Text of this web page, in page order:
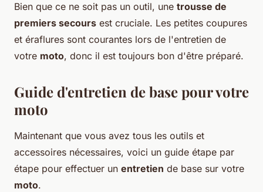
Bien que ce ne soit pas un outil, une trousse de
premiers secours est cruciale. Les petites coupures
et éraflures sont courantes lors de l'entretien de
votre moto, donc il est toujours bon d'être préparé.
Guide d'entretien de base pour votre
moto
Maintenant que vous avez tous les outils et
accessoires nécessaires, voici un guide étape par
étape pour effectuer un entretien de base sur votre
moto.